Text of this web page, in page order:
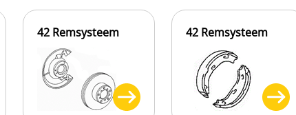
42 Remsysteem 42 Remsysteem